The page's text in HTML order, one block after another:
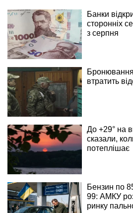
Банки
сторонніх
з серпня
втратить
До +29° на
сказали,
потеплішає
Бензин по
99: АМКУ
ринку